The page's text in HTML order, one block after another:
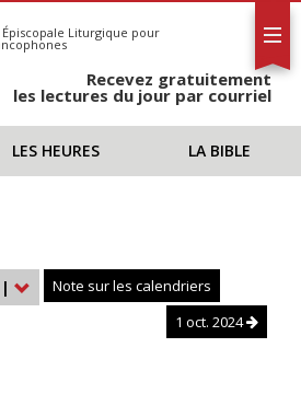
Liturgique pour
Recevez gratuitement
les lectures du jour par courriel
LES HEURES LA BIBLE
|
Note sur les calendriers
1 oct. 2024